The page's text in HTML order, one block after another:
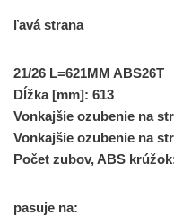
ľavá strana
21/26 L=621MM ABS26T
Dĺžka [mm]: 613
Vonkajšie ozubenie na
Vonkajšie ozubenie na
Počet zubov, ABS
pasuje na: